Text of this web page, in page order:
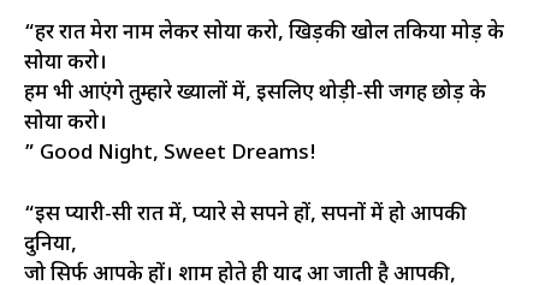
“हर रात मेरा नाम लेकर सोया करो, खिड़की खोल तकिया मोड़ के
सोया करो।
हम भी आएंगे तुम्हारे ख्यालों में, इसलिए थोड़ी-सी जगह छोड़ के
सोया करो।
” Good Night, Sweet Dreams!
“इस प्यारी-सी रात में, प्यारे से सपने हों, सपनों में हो आपकी
दुनिया,
जो सिर्फ आपके हों। शाम होते ही याद आ जाती है आपकी,